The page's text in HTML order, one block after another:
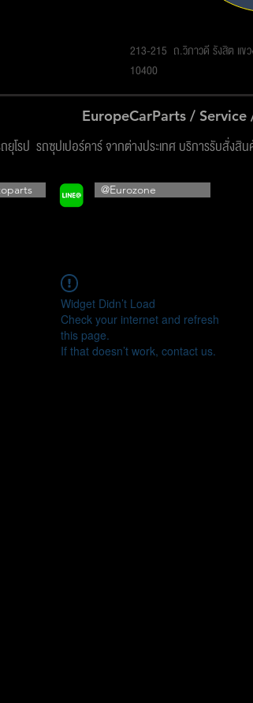
EuropeCarParts / Service
213-215 ถ.วิภาวดี รังสิต แข
10400
โรป รถซุปเปอร์คาร์ จากต่างประเทศ บริการรับสั่งสิน
@Eurozone
Widget Didn’t Load
Check your internet and refresh
this page.
If that doesn’t work, contact us.